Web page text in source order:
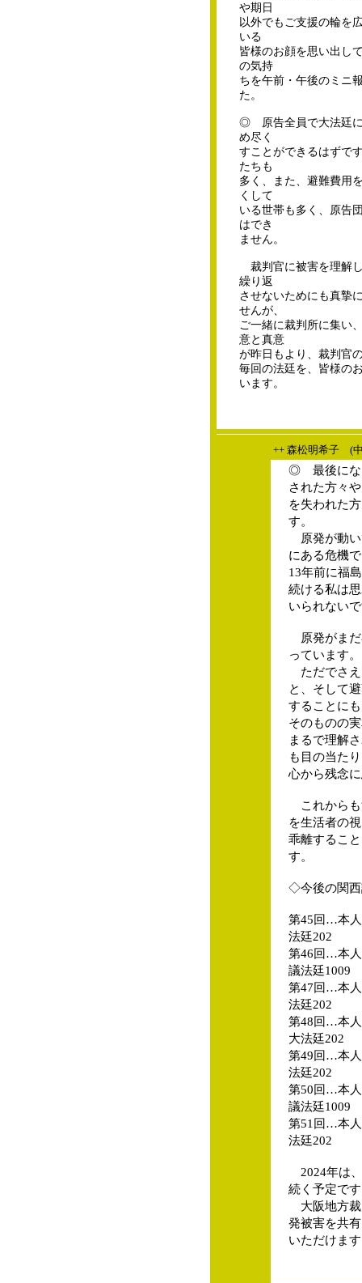
期日
以外でもご支援の輪を
いる
皆様のお顔を思い出し
の気持
ちを午前・午後のミニ
た。
◎ 原告全員で大法廷に
め尽く
すことができるはずで
たちも
多く、また、避難費用
くして
いる世帯も多く、原告
はでき
ません。
裁判官に被害を理解
繰り返
させないためにも真摯
せんが、
ご一緒に裁判所に集い
意と真意
が昨日もより、裁判官
毎回の法廷を、皆様の
います。
++ 森松明希子 (
◎ 最後にな
された方々
を失われた
す。
原発が動い
にある危機
13年前に福
続ける私は
いられない
原発がまだ
っています。
ただでさえ
と、そして
することに
そのものの
まるで理解
も目の当た
心から残念
これからも
を生活者の
乖離するこ
す。
◇今後の関西
第45回…本
法廷202
第46回…本
議法廷1009
第47回…本
法廷202
第48回…本
大法廷202
第49回…本
法廷202
第50回…本
議法廷1009
第51回…本
法廷202
2024年は
続く予定で
大阪地方裁
発被害を共
いただけま